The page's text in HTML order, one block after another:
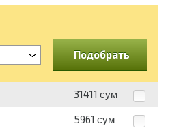
Подобрать
31411 сум
5961 сум